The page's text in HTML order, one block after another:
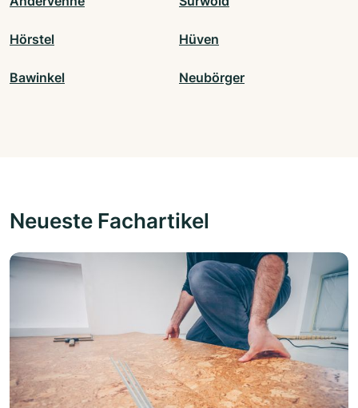
Hörstel Hüven
Bawinkel Neubörger
Neueste Fachartikel